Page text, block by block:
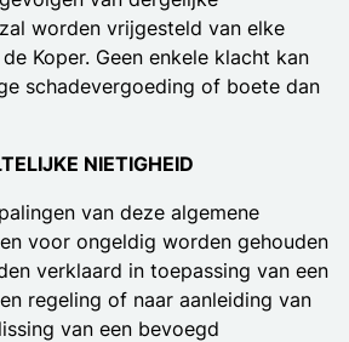
worden vrijgesteld van elke
Koper. Geen enkele klacht kan
schadevergoeding of boete dan
NIETIGHEID
van deze algemene
voor ongeldig worden gehouden
verklaard in toepassing van een
regeling of naar aanleiding van
van een bevoegd